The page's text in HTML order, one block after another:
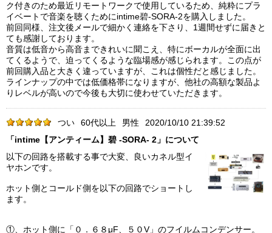
ク付きのため最近リモートワークで使用しているため、純粋にプラ
イベートで音楽を聴くためにintime碧-SORA-2を購入しました。
前回同様、注文後メールで細かく連絡を下さり、1週間せずに届きと
ても感謝しております。
音質は低音から高音まできれいに聞こえ、特にボーカルが全面に出
てくるようで、迫ってくるような臨場感が感じられます。この点が
前回購入品と大きく違っていますが、これは個性だと感じました。
ラインナップの中では低価格帯になりますが、他社の高額な製品よ
りレベルが高いので今後も大切に使わせていただきます。
つい 60代以上 男性
2020/10/10 21:39:52
「intime【アンティーム】碧 -SORA- 2」について
以下の回路を搭載する事で大変、良いカネル型イ
ヤホンです。
ホット側とコールド側を以下の回路でショートし
ます。
①、ホット側に「０．６８μF、５０V」のフイルムコンデンサー。